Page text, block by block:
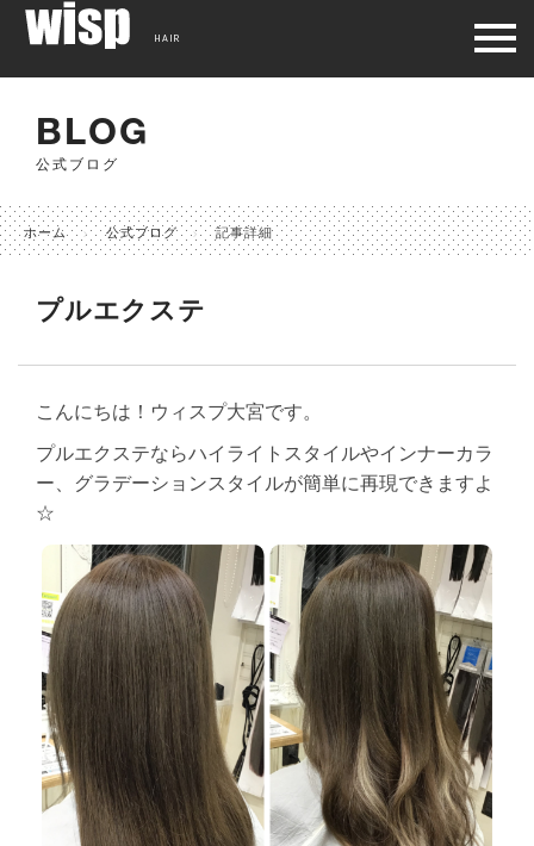
BLOG
公式ブログ
ホーム 公式ブログ 記事詳細
プルエクステ
こんにちは！ウィスプ大宮です。
プルエクステならハイライトスタイルやインナーカラ
ー、グラデーションスタイルが簡単に再現できますよ
☆
HAIR